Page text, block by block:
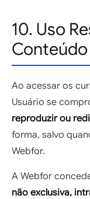
10. Uso
Ao acessar os
Usuário se
reproduzir ou
forma, salvo
Webfor.
A Webfor
não exclusiva,